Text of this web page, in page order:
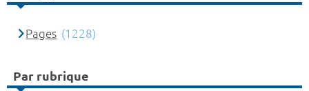
Pages (1228)
Par rubrique